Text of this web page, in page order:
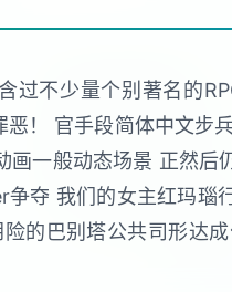
过不少量个别著名的
！ 官手段简体中文步
一般动态场景 正然后
夺 我们的女主红玛瑙
的巴别塔公共司形达